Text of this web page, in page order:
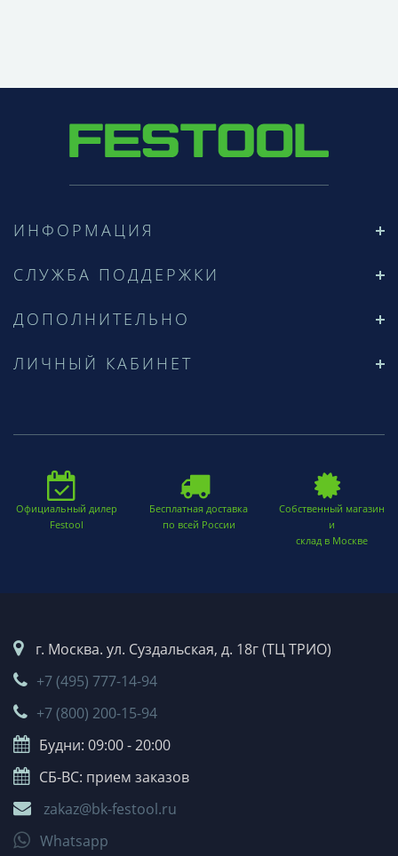
ИНФОРМАЦИЯ
СЛУЖБА ПОДДЕРЖКИ
ДОПОЛНИТЕЛЬНО
ЛИЧНЫЙ КАБИНЕТ
Официальный дилер
Festool
Бесплатная доставка
по всей России
Собственный магазин
и
склад в Москве
г. Москва. ул. Суздальская, д. 18г (ТЦ ТРИО)
+7 (495) 777-14-94
+7 (800) 200-15-94
Будни: 09:00 - 20:00
СБ-ВС: прием заказов
zakaz@bk-festool.ru
Whatsapp